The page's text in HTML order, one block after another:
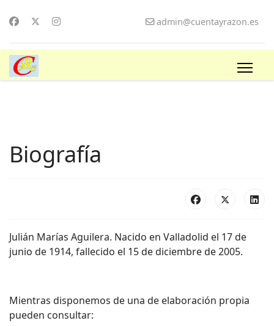
admin@cuentayrazon.es
Biografía
Julián Marías Aguilera. Nacido en Valladolid el 17 de
junio de 1914, fallecido el 15 de diciembre de 2005.
Mientras disponemos de una de elaboración propia
pueden consultar: